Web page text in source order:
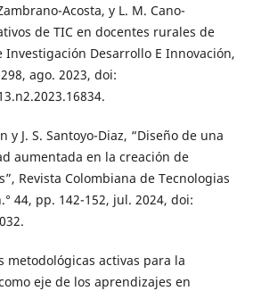
Acosta, y L. M. Cano-
de TIC en docentes rurales de
Investigación Desarrollo E Innovación,
ago. 2023, doi:
y J. S. Santoyo-Diaz, “Diseño de una
aumentada en la creación de
Revista Colombiana de Tecnologias
44, pp. 142-152, jul. 2024, doi:
metodológicas activas para la
eje de los aprendizajes en